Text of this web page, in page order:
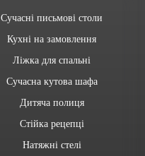
Сучасні письмові столи
Кухні на замовлення
Ліжка для спальні
Сучасна кутова шафа
Дитяча полиця
Стійка рецепці
Натяжні стелі